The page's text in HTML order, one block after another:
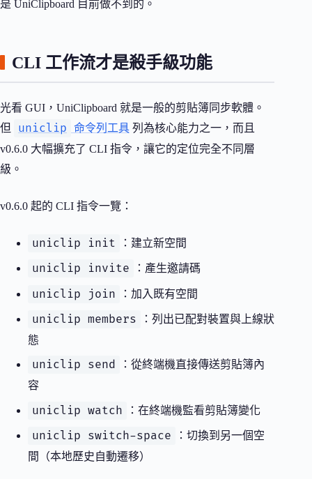
是 UniClipboard 目前做不到的。
CLI 工作流才是殺手級功能
光看 GUI，UniClipboard 就是一般的剪貼簿同步軟體。
但
uniclip 命令列工具 列為核心能力之一，而且
v0.6.0 大幅擴充了 CLI 指令，讓它的定位完全不同層
級。
v0.6.0 起的 CLI 指令一覽：
uniclip init ：建立新空間
uniclip invite ：產生邀請碼
uniclip join ：加入既有空間
uniclip members
：列出已配對裝置與上線狀
態
uniclip send
：從終端機直接傳送剪貼簿內
容
uniclip watch ：在終端機監看剪貼簿變化
uniclip switch-space
：切換到另一個空
間（本地歷史自動遷移）